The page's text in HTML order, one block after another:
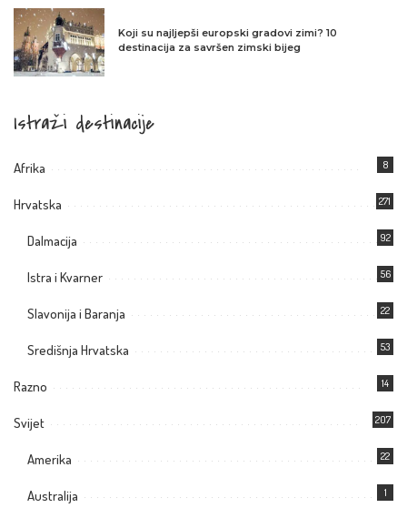
Koji su najljepši europski gradovi zimi? 10
destinacija za savršen zimski bijeg
Istraži destinacije
Afrika 8
Hrvatska 271
Dalmacija 92
Istra i Kvarner 56
Slavonija i Baranja 22
Središnja Hrvatska 53
Razno 14
Svijet 207
Amerika 22
Australija 1